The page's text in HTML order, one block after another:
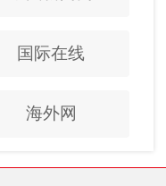
国际在线
海外网